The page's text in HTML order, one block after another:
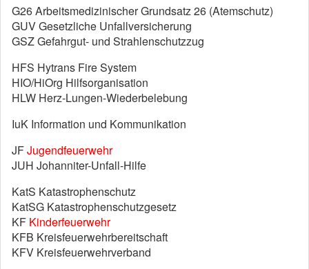
G26 Arbeitsmedizinischer Grundsatz 26 (Atemschutz)
GUV Gesetzliche Unfallversicherung
GSZ Gefahrgut- und Strahlenschutzzug
HFS Hytrans Fire System
HIO/HiOrg Hilfsorganisation
HLW Herz-Lungen-Wiederbelebung
IuK Information und Kommunikation
JFJugendfeuerwehr
JUH Johanniter-Unfall-Hilfe
KatS Katastrophenschutz
KatSG Katastrophenschutzgesetz
KF Kinderfeuerwehr
KFB Kreisfeuerwehrbereitschaft
KFV Kreisfeuerwehrverband